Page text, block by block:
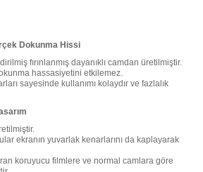
Dokunma Hissi
fırınlanmış dayanıklı camdan üretilmiştir.
hassasiyetini etkilemez.
sayesinde kullanımı kolaydır ve fazlalık
ekranın yuvarlak kenarlarını da kaplayarak
koruyucu filmlere ve normal camlara göre